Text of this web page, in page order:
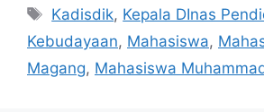
Tag
Kadisdik, Kepala DInas
Kebudayaan, Mahasiswa,
Magang, Mahasiswa